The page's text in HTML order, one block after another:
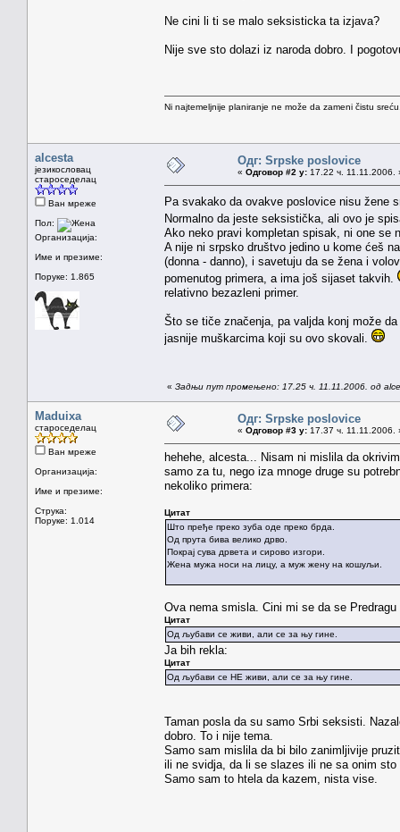
Ne cini li ti se malo seksisticka ta izjava?
Nije sve sto dolazi iz naroda dobro. I
Ni najtemeljnije planiranje ne može da zameni čistu
alcesta
језикословац
староседелац
Ван мреже
Пол:
Организација:
Име и презиме:
Поруке: 1.865
Одг: Srpske poslovice
« Одговор #2 у: 17.22 ч. 11.11.2006.
Pa svakako da ovakve poslovice nisu žene
Normalno da jeste seksistička, ali ovo je
Ako neko pravi kompletan spisak, ni one se
A nije ni srpsko društvo jedino u kome ćeš
(donna - danno), i savetuju da se žena i
pomenutog primera, a ima još sijaset takvih.
relativno bezazleni primer.
Što se tiče značenja, pa valjda konj može
jasnije muškarcima koji su ovo skovali.
« Задњи пут промењено: 17.25 ч. 11.11.2006. од
Maduixa
староседелац
Ван мреже
Организација:
Име и презиме:
Струка:
Поруке: 1.014
Одг: Srpske poslovice
« Одговор #3 у: 17.37 ч. 11.11.2006.
hehehe, alcesta... Nisam ni mislila da
samo za tu, nego iza mnoge druge su
nekoliko primera:
Цитат
Што пређе преко зуба оде преко брда.
Од прута бива велико дрво.
Покрај сува дрвета и сирово изгори.
Жена мужа носи на лицу, а муж жену на кошуљи.
Ova nema smisla. Cini mi se da se
Цитат
Од љубави се живи, али се за њу гине.
Ja bih rekla:
Цитат
Од љубави се HE живи, али се за њу гине.
Taman posla da su samo Srbi seksisti.
dobro. To i nije tema.
Samo sam mislila da bi bilo zanimljivije
ili ne svidja, da li se slazes ili ne sa onim
Samo sam to htela da kazem, nista vise.